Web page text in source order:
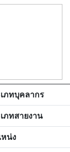
ภทบุคลากร
ภทสายงาน
น่ง